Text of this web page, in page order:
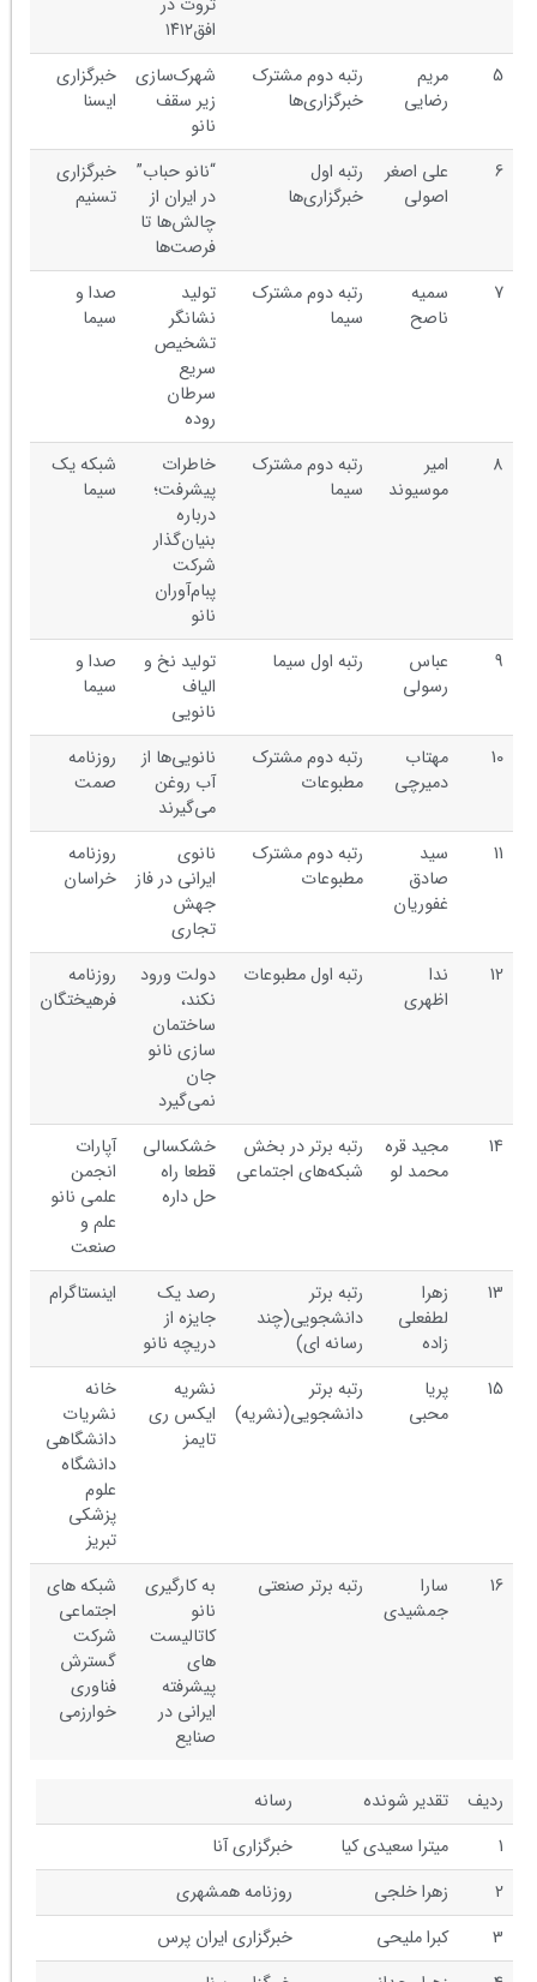
افق۱۴۱۲
5
مریم
رضایی
رتبه دوم مشترک
خبرگزاری‌ها
شهرک‌سازی
زیر سقف
نانو
خبرگزاری
ایسنا
6
علی اصغر
اصولی
رتبه اول
خبرگزاری‌ها
“نانو حباب”
در ایران از
چالش‌ها تا
فرصت‌ها
خبرگزاری
تسنیم
7
سمیه
ناصح
رتبه دوم مشترک
سیما
تولید
نشانگر
تشخیص
سریع
سرطان
روده
صدا و
سیما
8
امیر
موسیوند
رتبه دوم مشترک
سیما
خاطرات
پیشرفت؛
درباره
بنیان‌گذار
شرکت
پبام‌آوران
نانو
شبکه یک
سیما
9
عباس
رسولی
رتبه اول سیما
تولید نخ و
الیاف
نانویی
صدا و
سیما
10
مهتاب
دمیرچی
رتبه دوم مشترک
مطبوعات
نانویی‌ها از
آب روغن
می‌گیرند
روزنامه
صمت
11
سید
صادق
غفوریان
رتبه دوم مشترک
مطبوعات
نانوی
ایرانی در فاز
جهش
تجاری
روزنامه
خراسان
12
ندا
اظهری
رتبه اول مطبوعات
دولت ورود
نکند،
ساختمان
سازی نانو
جان
نمی‌گیرد
روزنامه
فرهیختگان
14
مجید قره
محمد لو
رتبه برتر در بخش
شبکه‌های اجتماعی
خشکسالی
قطعا راه
حل داره
آپارات
انجمن
علمی نانو
علم و
صنعت
13
زهرا
لطفعلی
زاده
رتبه برتر
دانشجویی(چند
رسانه ای)
رصد یک
جایزه از
دریچه نانو
اینستاگرام
15
پریا
محبی
رتبه برتر
دانشجویی(نشریه)
نشریه
ایکس ری
تایمز
خانه
نشریات
دانشگاهی
دانشگاه
علوم
پزشکی
تبریز
16
سارا
جمشیدی
رتبه برتر صنعتی
به کارگیری
نانو
کاتالیست
های
پیشرفته
ایرانی در
صنایع
شبکه های
اجتماعی
شرکت
گسترش
فناوری
خوارزمی
ردیف تقدیر شونده
رسانه
1
میترا سعیدی کیا
خبرگزاری آنا
2
زهرا خلجی
روزنامه همشهری
3
کبرا ملیحی
خبرگزاری ایران پرس